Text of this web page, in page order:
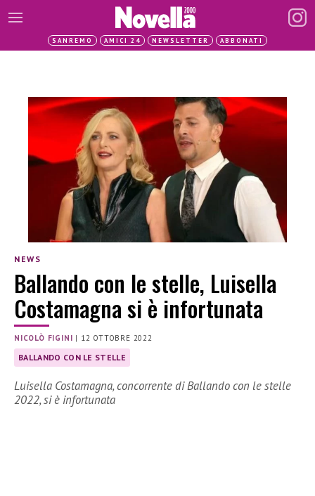
SANREMO AMICI 24 NEWSLETTER ABBONATI
NEWS
Ballando con le stelle, Luisella
Costamagna si è infortunata
NICOLÒ FIGINI | 12 OTTOBRE 2022
BALLANDO CON LE STELLE
Luisella Costamagna, concorrente di Ballando con le stelle
2022, si è infortunata